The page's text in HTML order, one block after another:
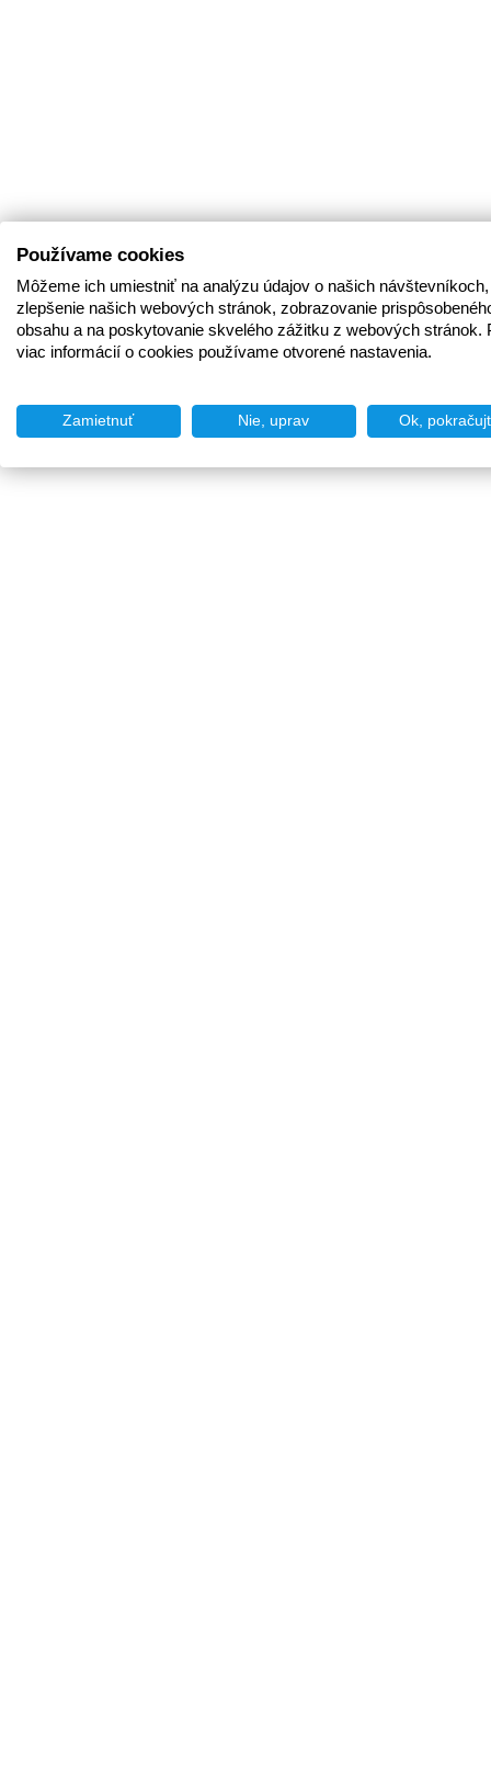
Používame cookies
Môžeme ich umiestniť na analýzu údajov o našich
zlepšenie našich webových stránok, zobrazovanie
obsahu a na poskytovanie skvelého zážitku z webových stránok.
viac informácií o cookies používame otvorené nastavenia.
Zamietnuť Nie, uprav Ok,